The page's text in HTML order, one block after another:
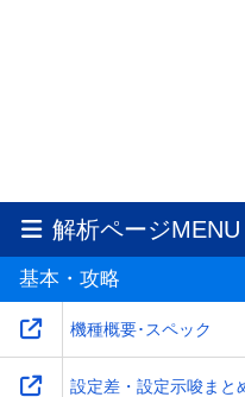
解析ページMENU
基本・攻略
機種概要･スペック
設定差・設定示唆まと